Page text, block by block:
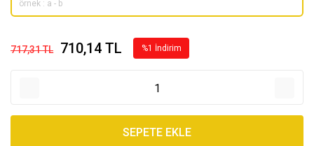
717,31 TL 710,14 TL %1 İndirim
SEPETE EKLE